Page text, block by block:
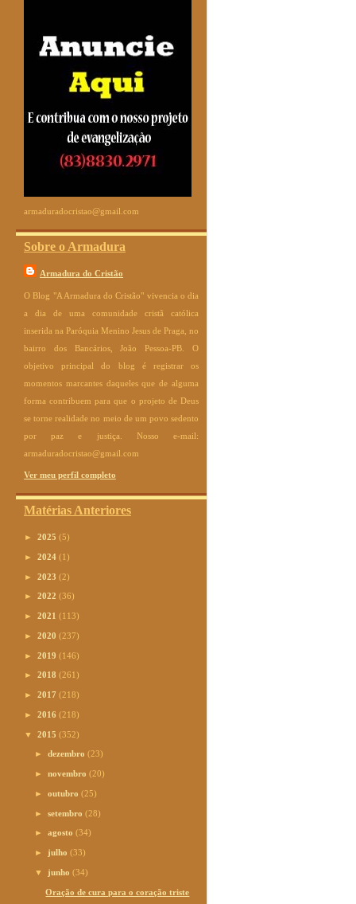
armaduradocristao@gmail.com
Sobre o Armadura
Armadura do Cristão
O Blog "A Armadura do Cristão" vivencia o dia
a dia de uma comunidade cristã católica
inserida na Paróquia Menino Jesus de Praga, no
bairro dos Bancários, João Pessoa-PB. O
objetivo principal do blog é registrar os
momentos marcantes daqueles que de alguma
forma contribuem para que o projeto de Deus
se torne realidade no meio de um povo sedento
por paz e justiça. Nosso e-mail:
armaduradocristao@gmail.com
Ver meu perfil completo
Matérias Anteriores
► 2025 (5)
► 2024 (1)
► 2023 (2)
► 2022 (36)
► 2021 (113)
► 2020 (237)
► 2019 (146)
► 2018 (261)
► 2017 (218)
► 2016 (218)
▼ 2015 (352)
►dezembro(23)
►novembro(20)
►outubro(25)
►setembro(28)
►agosto(34)
► julho(33)
▼ junho(34)
Oração de cura para o coração triste